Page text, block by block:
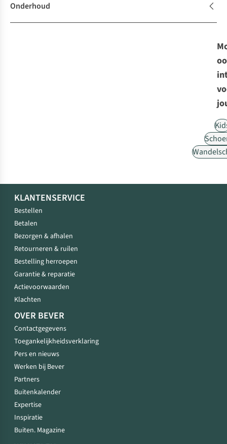
Onderhoud
KLANTENSERVICE
Bestellen
Betalen
Bezorgen & afhalen
Retourneren & ruilen
Bestelling herroepen
Garantie & reparatie
Actievoorwaarden
Klachten
OVER BEVER
Contactgegevens
Toegankelijkheidsverklaring
Pers en nieuws
Werken bij Bever
Partners
Buitenkalender
Expertise
Inspiratie
Buiten. Magazine